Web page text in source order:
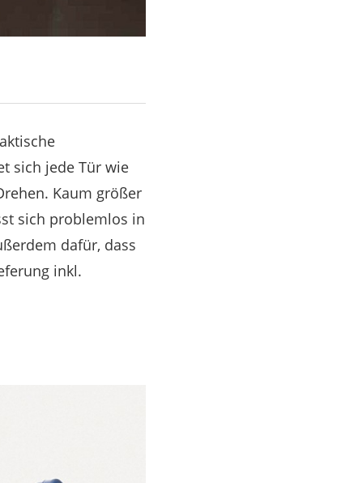
sich jede Tür wie
Kaum größer
sich problemlos in
dafür, dass
inkl.